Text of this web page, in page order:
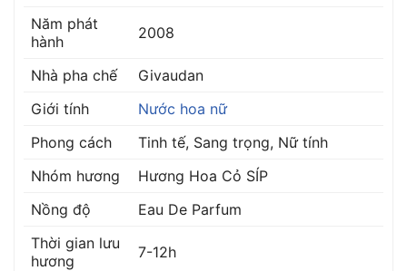
Năm phát
hành
2008
Nhà pha chế
Givaudan
Giới tính
Nước hoa nữ
Phong cách
Tinh tế, Sang trọng, Nữ tính
Nhóm hương
Hương Hoa Cỏ SÍP
Nồng độ
Eau De Parfum
Thời gian lưu
hương
7-12h